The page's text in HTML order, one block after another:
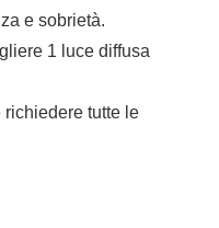
e sobrietà.
1 luce diffusa
richiedere tutte le